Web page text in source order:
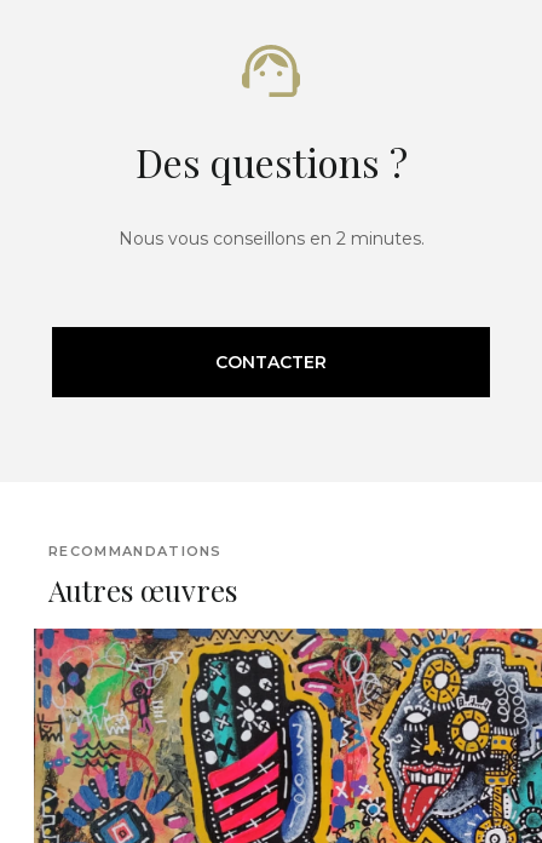
Des questions ?
Nous vous conseillons en 2 minutes.
CONTACTER
RECOMMANDATIONS
Autres œuvres